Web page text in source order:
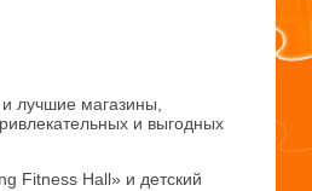
лучшие магазины,
и выгодных
Fitness Hall» и детский